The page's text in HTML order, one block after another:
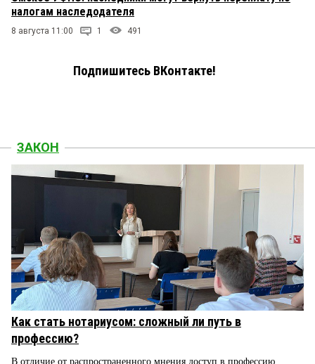
налогам наследодателя
8 августа 11:00 1 491
Подпишитесь ВКонтакте!
ЗАКОН
Как стать нотариусом: сложный ли путь в
профессию?
В отличие от распространенного мнения доступ в профессию